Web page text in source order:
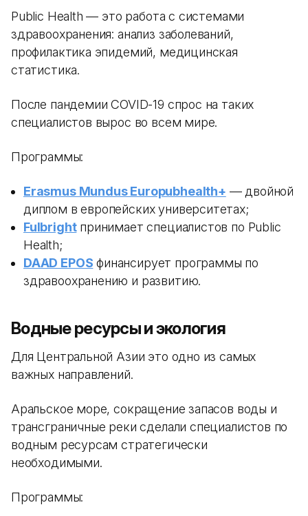
Public Health — это работа с системами
здравоохранения: анализ заболеваний,
профилактика эпидемий, медицинская
статистика.
После пандемии COVID-19 спрос на таких
специалистов вырос во всем мире.
Программы:
Erasmus Mundus Europubhealth+ — двойной
диплом в европейских университетах;
Fulbrightпринимает специалистов по Public
Health;
DAAD EPOS финансирует программы по
здравоохранению и развитию.
Водные ресурсы и экология
Для Центральной Азии это одно из самых
важных направлений.
Аральское море, сокращение запасов воды и
трансграничные реки сделали специалистов по
водным ресурсам стратегически
необходимыми.
Программы: